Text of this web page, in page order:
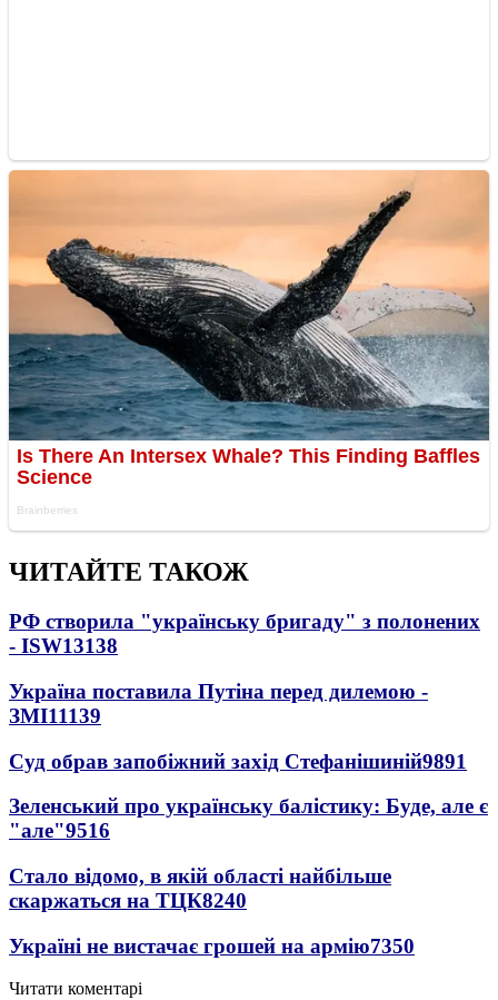
ЧИТАЙТЕ ТАКОЖ
РФ створила "українську бригаду" з полонених
- ISW13138
Україна поставила Путіна перед дилемою -
ЗМІ11139
Суд обрав запобіжний захід Стефанішиній9891
Зеленський про українську балістику: Буде, але є
"але"9516
Стало відомо, в якій області найбільше
скаржаться на ТЦК8240
Україні не вистачає грошей на армію7350
Читати коментарі